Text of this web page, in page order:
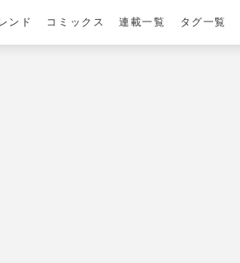
ンド コミックス 連載一覧 タグ一覧